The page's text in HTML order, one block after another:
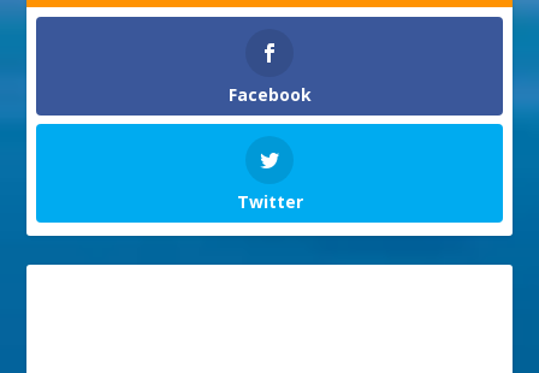
Facebook
Twitter